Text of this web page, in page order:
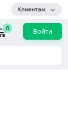
Клиентам
0 Войти